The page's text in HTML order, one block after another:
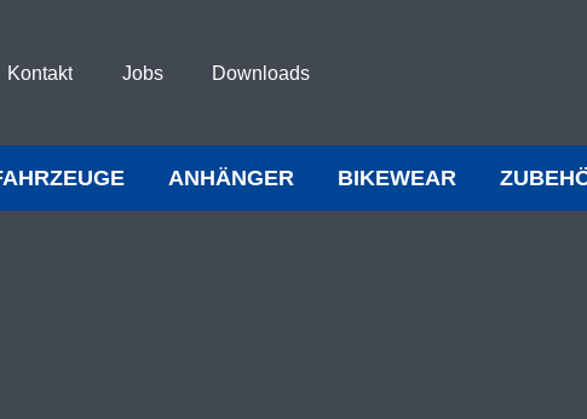
Kontakt Jobs Downloads
ANHÄNGER BIKEWEAR